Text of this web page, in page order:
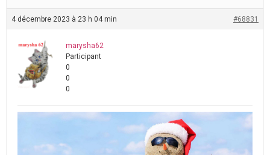
4 décembre 2023 à 23 h 04 min #68831
marysha62
Participant
0
0
0